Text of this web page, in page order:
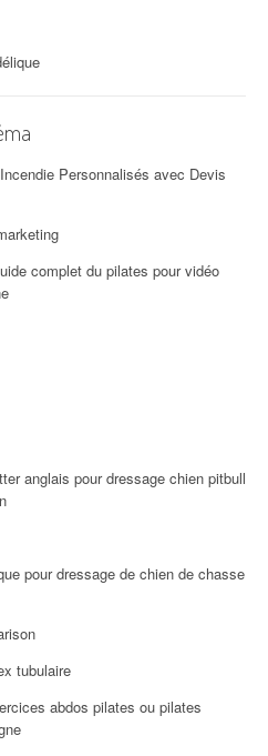
Personnalisés avec Devis
complet du pilates pour vidéo
anglais pour dressage chien pitbull
pour dressage de chien de chasse
tubulaire
abdos pilates ou pilates